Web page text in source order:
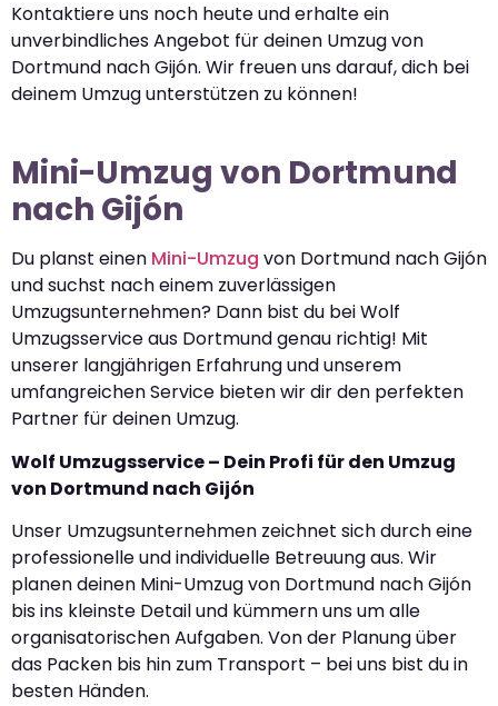
Kontaktiere uns noch heute und erhalte ein
unverbindliches Angebot für deinen Umzug von
Dortmund nach Gijón. Wir freuen uns darauf, dich bei
deinem Umzug unterstützen zu können!
Mini-Umzug von Dortmund
nach Gijón
Du planst einen Mini-Umzug von Dortmund nach Gijón
und suchst nach einem zuverlässigen
Umzugsunternehmen? Dann bist du bei Wolf
Umzugsservice aus Dortmund genau richtig! Mit
unserer langjährigen Erfahrung und unserem
umfangreichen Service bieten wir dir den perfekten
Partner für deinen Umzug.
Wolf Umzugsservice – Dein Profi für den Umzug
von Dortmund nach Gijón
Unser Umzugsunternehmen zeichnet sich durch eine
professionelle und individuelle Betreuung aus. Wir
planen deinen Mini-Umzug von Dortmund nach Gijón
bis ins kleinste Detail und kümmern uns um alle
organisatorischen Aufgaben. Von der Planung über
das Packen bis hin zum Transport – bei uns bist du in
besten Händen.